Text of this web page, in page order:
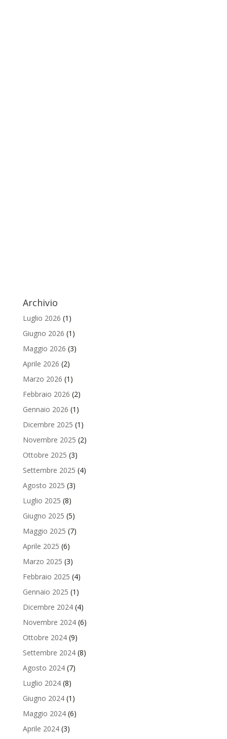
Archivio
Luglio 2026 (1)
Giugno 2026 (1)
Maggio 2026 (3)
Aprile 2026 (2)
Marzo 2026 (1)
Febbraio 2026 (2)
Gennaio 2026 (1)
Dicembre 2025 (1)
Novembre 2025 (2)
Ottobre 2025 (3)
Settembre 2025 (4)
Agosto 2025 (3)
Luglio 2025 (8)
Giugno 2025 (5)
Maggio 2025 (7)
Aprile 2025 (6)
Marzo 2025 (3)
Febbraio 2025 (4)
Gennaio 2025 (1)
Dicembre 2024(4)
Novembre 2024(6)
Ottobre 2024(9)
Settembre 2024(8)
Agosto 2024(7)
Luglio 2024(8)
Giugno 2024(1)
Maggio 2024(6)
Aprile 2024(3)